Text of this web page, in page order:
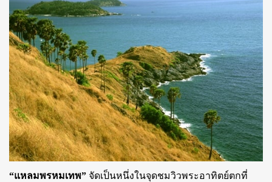
“แหลมพรหมเทพ” จัดเป็นหนึ่งในจุดชมวิวพระอาทิตย์ตกที่